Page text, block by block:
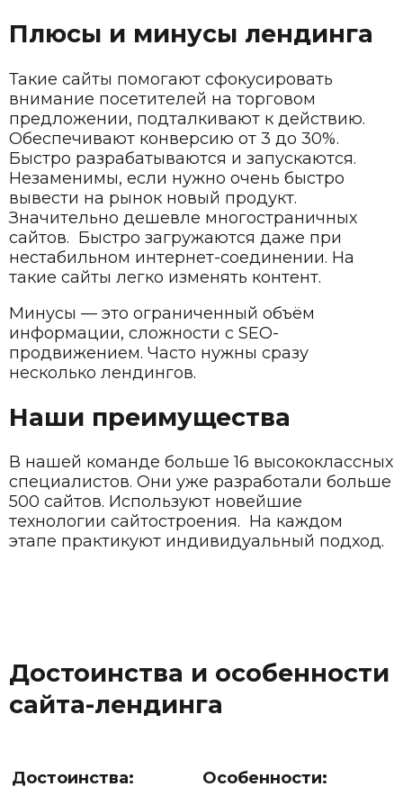
Плюсы и минусы лендинга
Такие сайты помогают сфокусировать
внимание посетителей на торговом
предложении, подталкивают к действию.
Обеспечивают конверсию от 3 до 30%.
Быстро разрабатываются и запускаются.
Незаменимы, если нужно очень быстро
вывести на рынок новый продукт.
Значительно дешевле многостраничных
сайтов. Быстро загружаются даже при
нестабильном интернет-соединении. На
такие сайты легко изменять контент.
Минусы — это ограниченный объём
информации, сложности с SEO-
продвижением. Часто нужны сразу
несколько лендингов.
Наши преимущества
В нашей команде больше 16 высококлассных
специалистов. Они уже разработали больше
500 сайтов. Используют новейшие
технологии сайтостроения. На каждом
этапе практикуют индивидуальный подход.
Достоинства и особенности
сайта-лендинга
Достоинства:
Особенности: